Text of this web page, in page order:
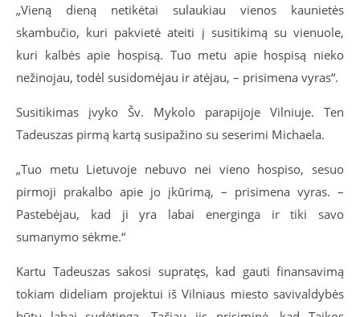
„Vieną dieną netikėtai sulaukiau vienos kaunietės
skambučio, kuri pakvietė ateiti į susitikimą su vienuole,
kuri kalbės apie hospisą. Tuo metu apie hospisą nieko
nežinojau, todėl susidomėjau ir atėjau, – prisimena vyras“.
Susitikimas įvyko Šv. Mykolo parapijoje Vilniuje. Ten
Tadeuszas pirmą kartą susipažino su seserimi Michaela.
„Tuo metu Lietuvoje nebuvo nei vieno hospiso, sesuo
pirmoji prakalbo apie jo įkūrimą, – prisimena vyras. –
Pastebėjau, kad ji yra labai energinga ir tiki savo
sumanymo sėkme.“
Kartu Tadeuszas sakosi supratęs, kad gauti finansavimą
tokiam dideliam projektui iš Vilniaus miesto savivaldybės